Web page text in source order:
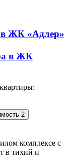
в ЖК «Адлер»
2
комплексе с
в тихий и